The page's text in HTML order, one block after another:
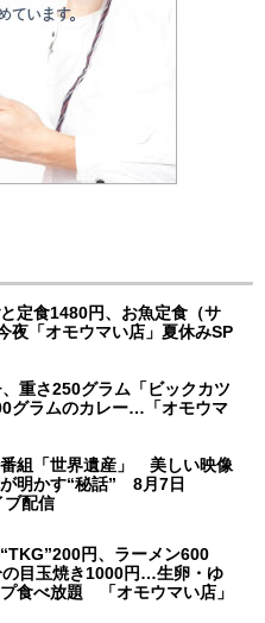
定食1480円、お魚定食（サ
「オモウマい店」夏休みSP
重さ250グラム「ビックカツ
グラムのカレー…「オモウマ
組「世界遺産」 美しい映像
明かす“秘話” 8月7日
ブ配信
円、ラーメン600
の目玉焼き1000円…生卵・ゆ
食べ放題 「オモウマい店」